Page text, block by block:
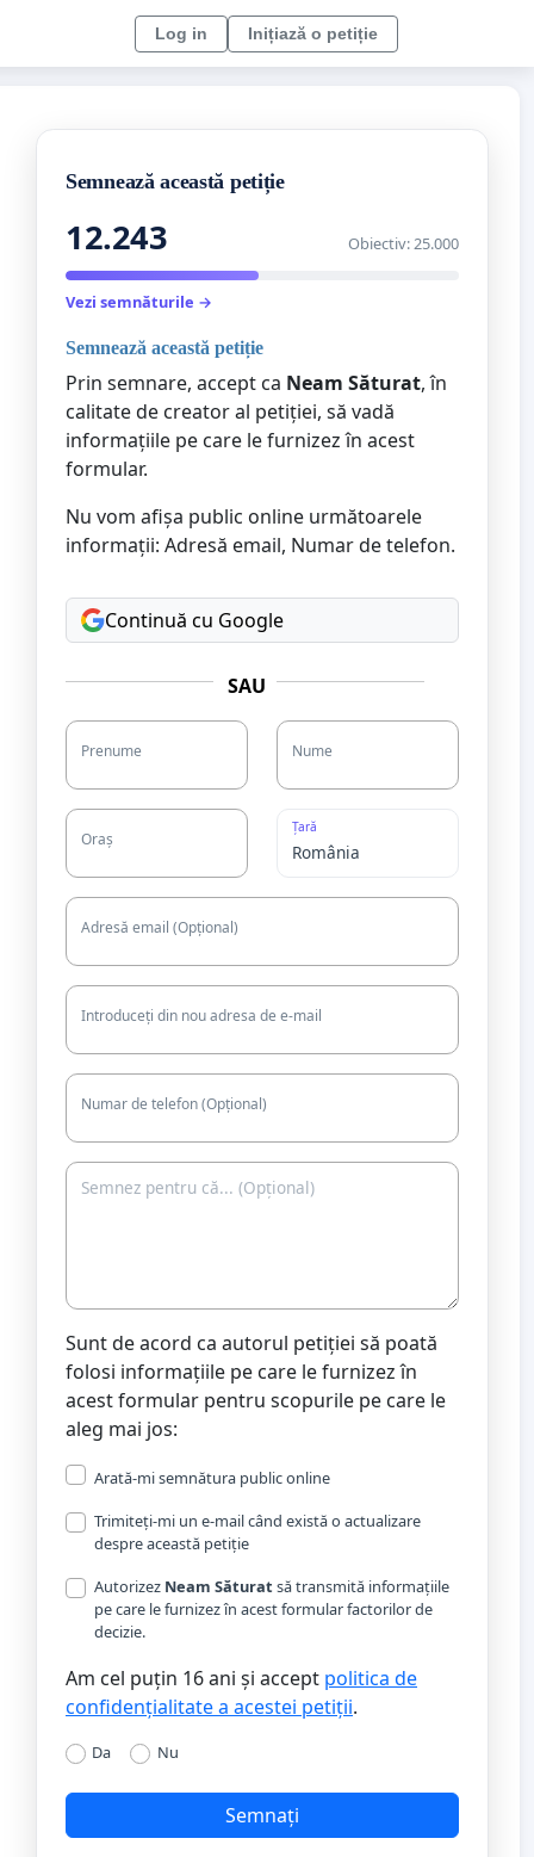
Log in Inițiază o petiție
Semnează această petiție
12.243 Obiectiv: 25.000
Vezi semnăturile →
Semnează această petiție
Prin semnare, accept ca Neam Săturat, în
calitate de creator al petiției, să vadă
informațiile pe care le furnizez în acest
formular.
Nu vom afișa public online următoarele
informații: Adresă email, Numar de telefon.
Continuă cu Google
SAU
Prenume Nume
Oraș
Țară
Adresă email (Opțional)
Introduceți din nou adresa de e-mail
Numar de telefon (Opțional)
Sunt de acord ca autorul petiției să poată
folosi informațiile pe care le furnizez în
acest formular pentru scopurile pe care le
aleg mai jos:
Arată-mi semnătura public online
Trimiteți-mi un e-mail când există o actualizare
despre această petiție
Autorizez Neam Săturat să transmită informațiile
pe care le furnizez în acest formular factorilor de
decizie.
Am cel puțin 16 ani și accept politica de
confidențialitate a acestei petiții.
Da Nu
Semnați